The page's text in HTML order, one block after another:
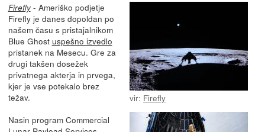
vir: Firefly
Firefly- Ameriško podjetje
Firefly je danes dopoldan po
našem času s pristajalnikom
Blue Ghost uspešno izvedlo
pristanek na Mesecu. Gre za
drugi takšen dosežek
privatnega akterja in prvega,
kjer je vse potekalo brez
težav.
Nasin program Commercial